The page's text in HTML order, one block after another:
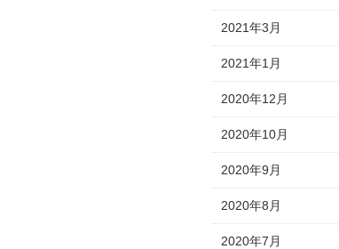
2021年3月
2021年1月
2020年12月
2020年10月
2020年9月
2020年8月
2020年7月